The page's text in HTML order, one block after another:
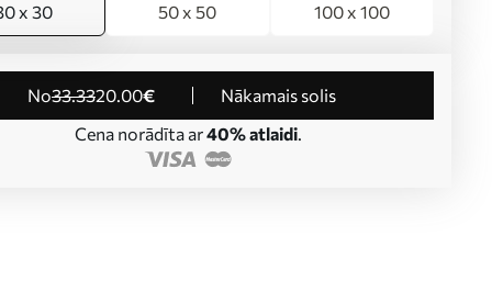
x 30 50 x 50 100 x 100
no33.3320.00€
Nākamais solis
Cena norādīta ar40% atlaidi.